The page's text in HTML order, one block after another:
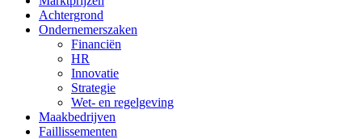
Achtergrond
Ondernemerszaken
Financiën
HR
Innovatie
Strategie
Wet- en regelgeving
Maakbedrijven
Faillissementen